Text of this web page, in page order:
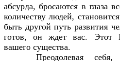
абсурда, бросаются в глаза
количеству людей,
быть другой путь развития
готов, он ждет вас. Этот
вашего существа.
Преодолевая себя,